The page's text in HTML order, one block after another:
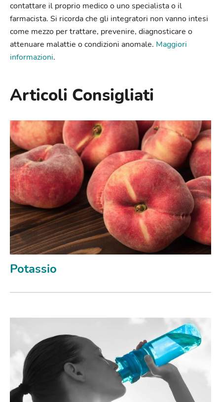
contattare il proprio medico o uno specialista o il
farmacista. Si ricorda che gli integratori non vanno intesi
come mezzo per trattare, prevenire, diagnosticare o
attenuare malattie o condizioni anomale. Maggiori
informazioni.
Articoli Consigliati
Potassio